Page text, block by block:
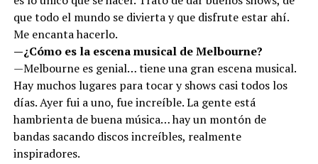
que todo el mundo se divierta y que disfrute estar ahí.
Me encanta hacerlo.
—¿Cómo es la escena musical de Melbourne?
—Melbourne es genial… tiene una gran escena musical.
Hay muchos lugares para tocar y shows casi todos los
días. Ayer fui a uno, fue increíble. La gente está
hambrienta de buena música… hay un montón de
bandas sacando discos increíbles, realmente
inspiradores.